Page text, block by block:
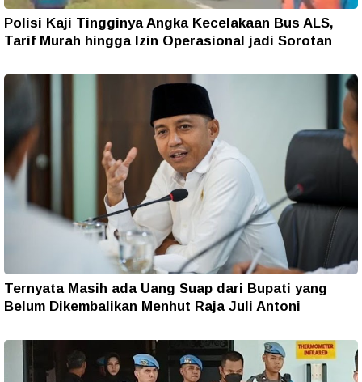
Polisi Kaji Tingginya Angka Kecelakaan Bus ALS,
Tarif Murah hingga Izin Operasional jadi Sorotan
Ternyata Masih ada Uang Suap dari Bupati yang
Belum Dikembalikan Menhut Raja Juli Antoni